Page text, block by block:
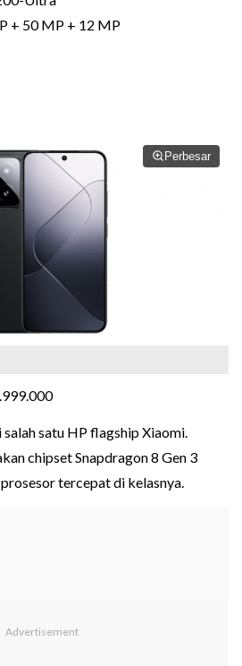
+ 50 MP + 12 MP
Perbesar
satu HP flagship Xiaomi.
chipset Snapdragon 8 Gen 3
tercepat di kelasnya.